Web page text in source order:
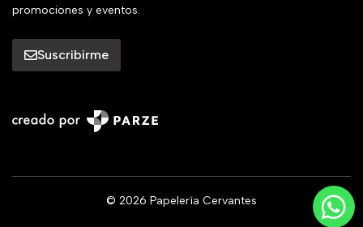
promociones y eventos.
Suscribirme
© 2026 Papelería Cervantes